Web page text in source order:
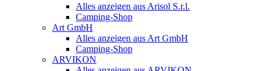
Alles anzeigen aus Arisol S.r.l.
Camping-Shop
Art GmbH
Alles anzeigen aus Art GmbH
Camping-Shop
ARVIKON